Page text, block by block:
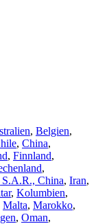
, Belgien,
, China,
, Finnland,
,
China, Iran,
, Kolumbien,
Malta, Marokko,
, Oman,